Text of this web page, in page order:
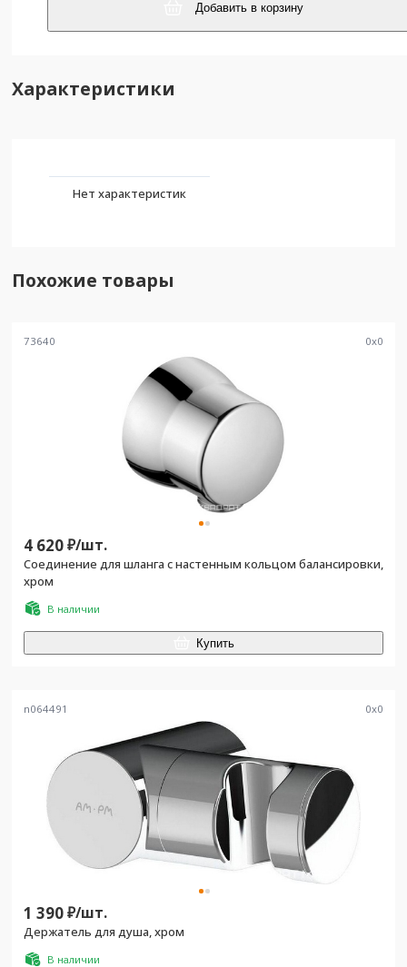
Добавить в корзину
Характеристики
Нет характеристик
Похожие товары
73640 0x0
4 620₽/шт.
Соединение для шланга с настенным кольцом балансировки,
хром
В наличии
Купить
n064491 0x0
1 390₽/шт.
Держатель для душа, хром
В наличии